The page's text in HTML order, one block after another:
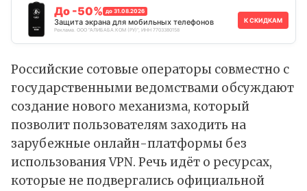
До -50% до 31.08.2026
Защита экрана для мобильных телефонов
Реклама. ООО "АЛИБАБА.КОМ (РУ)", ИНН 7703380158
К СКИДКАМ
Российские сотовые операторы совместно с
государственными ведомствами обсуждают
создание нового механизма, который
позволит пользователям заходить на
зарубежные онлайн-платформы без
использования VPN. Речь идёт о ресурсах,
которые не подвергались официальной